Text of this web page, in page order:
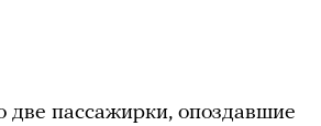
пассажирки, опоздавшие